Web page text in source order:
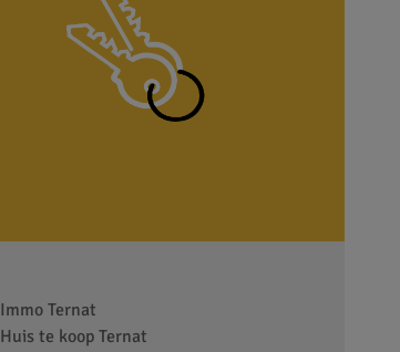
Immo Ternat
Huis te koop Ternat